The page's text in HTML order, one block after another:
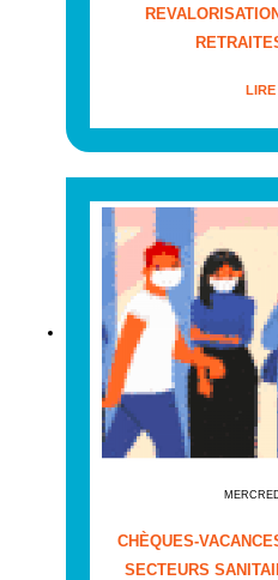
LIRE
CHÈQUES-
SECTEURS